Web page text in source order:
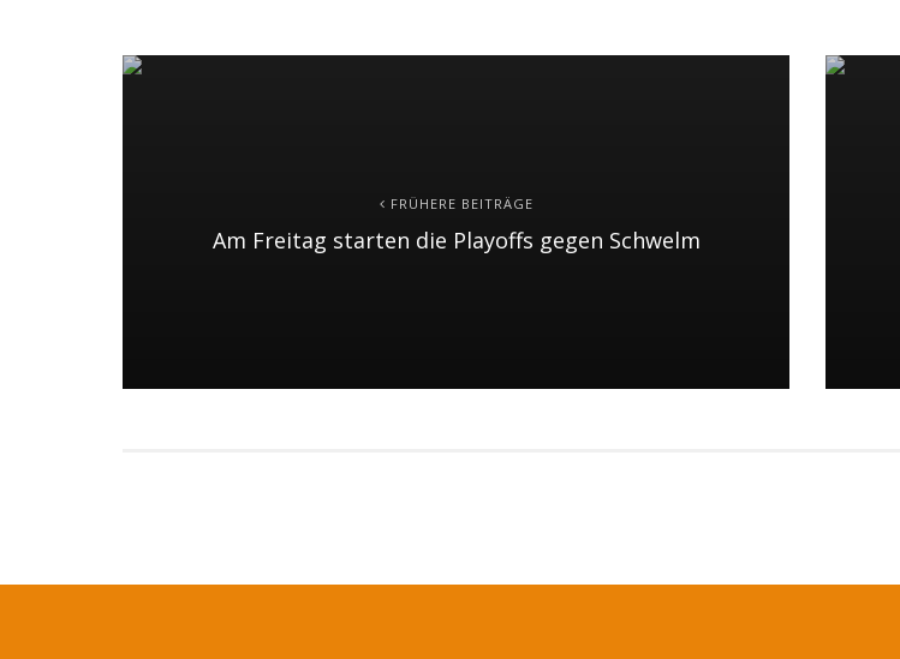
FRÜHERE BEITRÄGE
Am Freitag starten die Playoffs gegen Schwelm